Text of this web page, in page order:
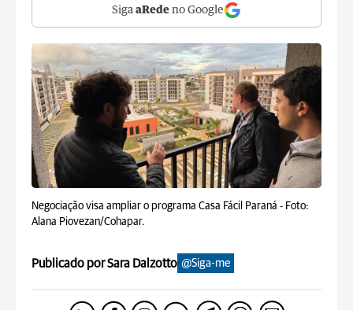
Siga aRede no Google
Negociação visa ampliar o programa Casa Fácil Paraná - Foto:
Alana Piovezan/Cohapar.
Publicado por Sara Dalzotto @Siga-me